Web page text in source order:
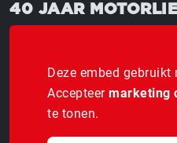
40 JAAR
Deze embed
Accepteer marketing
te tonen.